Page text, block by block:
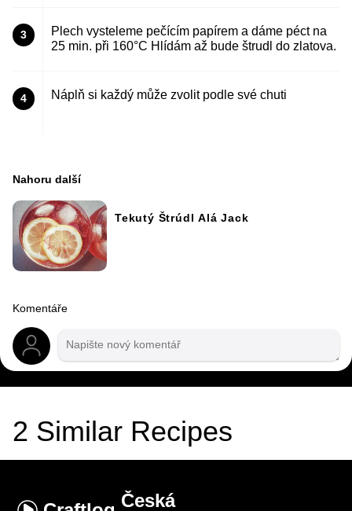
3
Plech vysteleme pečícím papírem a dáme péct na
25 min. při 160°C Hlídám až bude štrudl do zlatova.
4 Náplň si každý může zvolit podle své chuti
Nahoru další
Tekutý Štrúdl Alá Jack
Komentáře
2 Similar Recipes
Česká